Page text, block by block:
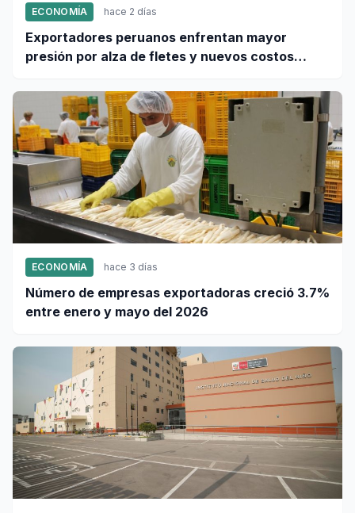
ECONOMÍA hace 2 días
Exportadores peruanos enfrentan mayor
presión por alza de fletes y nuevos costos
ECONOMÍA hace 3 días
Número de empresas exportadoras creció 3.7%
entre enero y mayo del 2026